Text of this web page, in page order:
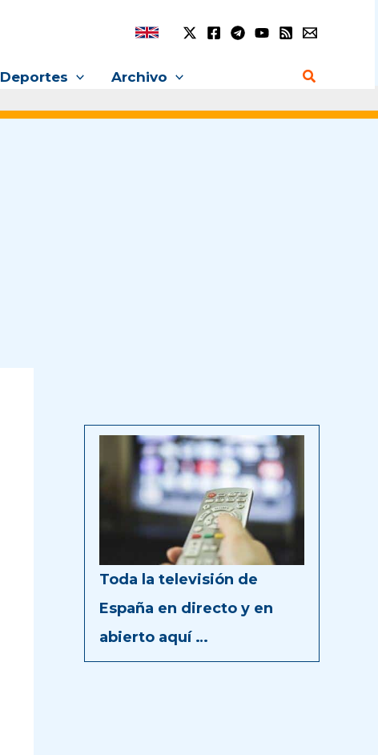
Deportes Archivo Buscar
Toda la televisión de
España en directo y en
abierto aquí …